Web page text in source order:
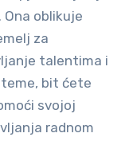
oblikuje
za
talentima i
bit ćete
svojoj
radnom